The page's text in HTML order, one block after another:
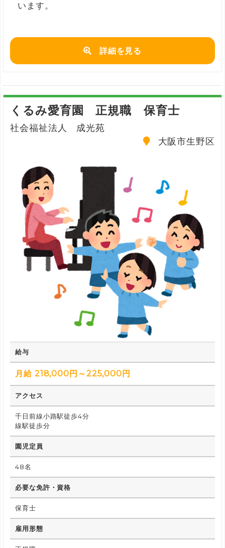
います。
詳細を見る
くるみ愛育園 正規職 保育士
社会福祉法人 成光苑
大阪市生野区
給与
月給 218,000円～225,000円
アクセス
千日前線小路駅徒歩4分
線駅徒歩分
園児定員
48名
必要な免許・資格
保育士
雇用形態